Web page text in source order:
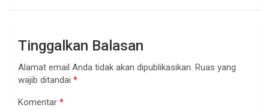
Tinggalkan Balasan
Alamat email Anda tidak akan dipublikasikan. Ruas yang
wajib ditandai *
Komentar *